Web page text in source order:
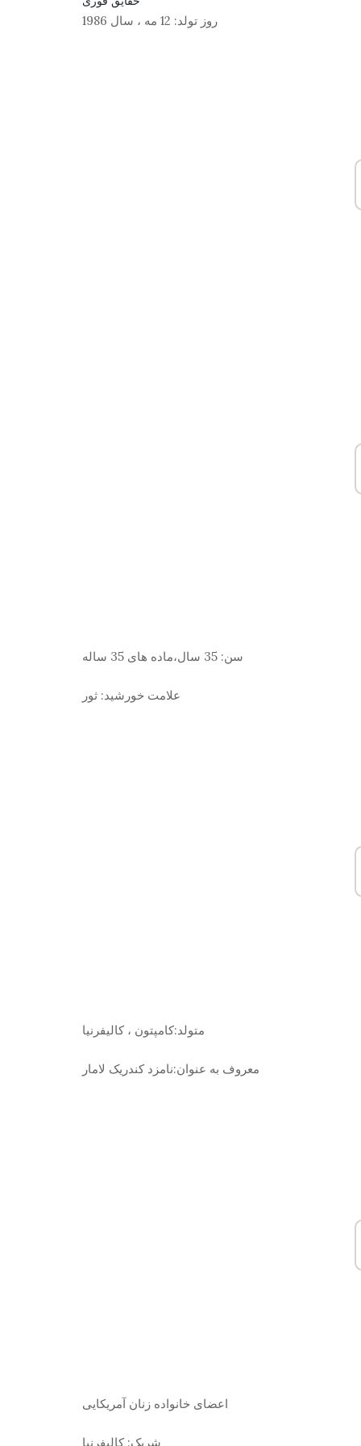
روز تولد: ، سال 1986
سن:
علامت خورشید: ثور
متولد:کامپتون ، کالیفرنیا
معروف به عنوان:نامزد کندریک لامار
اعضای خانواده زنان آمریکایی
شریک: کالیفرنیا